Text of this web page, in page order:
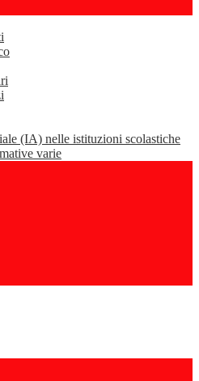
(IA) nelle istituzioni scolastiche
varie